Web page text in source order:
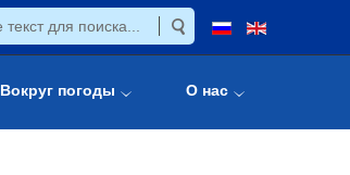
Вокруг погоды О нас